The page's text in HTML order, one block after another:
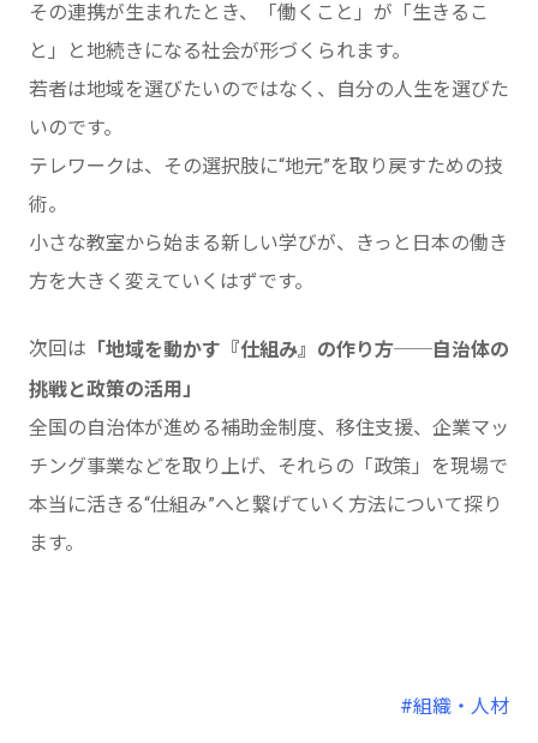
その連携が生まれたとき、「働くこと」が「生きるこ
と」と地続きになる社会が形づくられます。
若者は地域を選びたいのではなく、自分の人生を選びた
いのです。
テレワークは、その選択肢に“地元”を取り戻すための技
術。
小さな教室から始まる新しい学びが、きっと日本の働き
方を大きく変えていくはずです。
次回は 「地域を動かす『仕組み』の作り方──自治体の
挑戦と政策の活用」
全国の自治体が進める補助金制度、移住支援、企業マッ
チング事業などを取り上げ、それらの「政策」を現場で
本当に活きる“仕組み”へと繋げていく方法について探り
ます。
#組織・人材